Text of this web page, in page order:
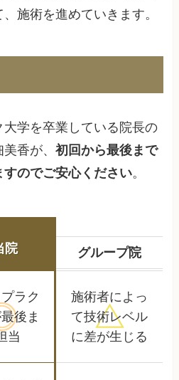
施術を進めていきます。
学を卒業している院長の
美香が、初回から最後まで
のでご安心ください。
院 グループ院
ラク
最後ま
当
施術者によっ
て技術レベル
に差が生じる